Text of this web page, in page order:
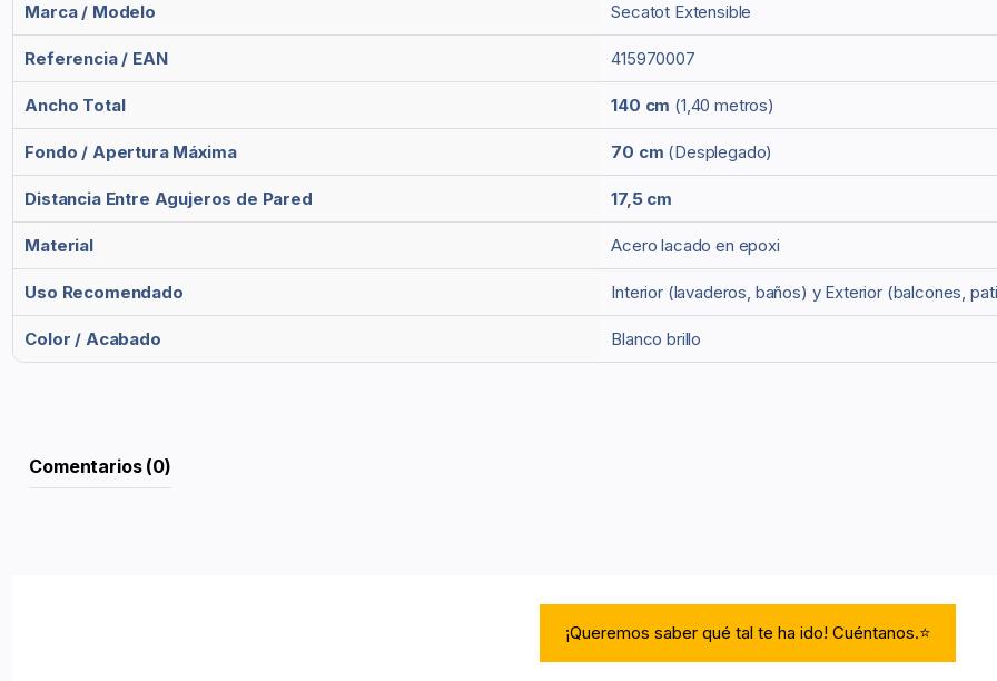
Marca / Modelo Secatot Extensible
Referencia / EAN 415970007
Ancho Total 140 cm (1,40 metros)
Fondo / Apertura Máxima 70 cm (Desplegado)
Distancia Entre Agujeros de Pared 17,5 cm
Material Acero lacado en epoxi
Uso Recomendado Interior (lavaderos, baños) y Exterior (balcones,
Color / Acabado Blanco brillo
Comentarios (0)
¡Queremos saber qué tal te ha ido! Cuéntanos.⭐